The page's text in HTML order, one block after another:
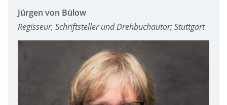
Jürgen von Bülow
Regisseur, Schriftsteller und Drehbuchautor; Stuttgart